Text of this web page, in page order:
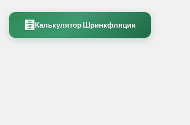
🧮 Калькулятор Шринкфляции